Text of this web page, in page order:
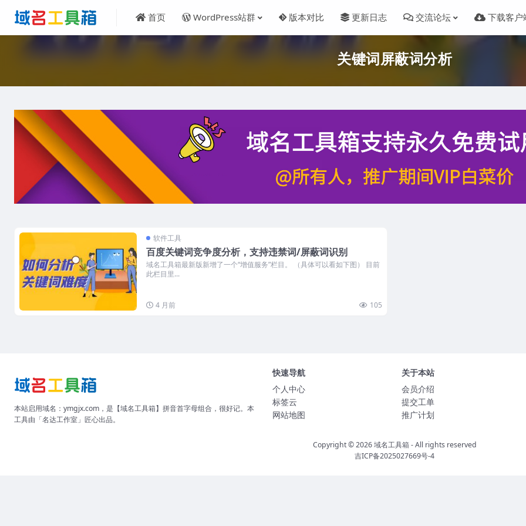
首页 WordPress站群 版本对比 更新日志 交流论坛 下载客户
关键词屏蔽词分析
软件工具
百度关键词竞争度分析，支持违禁词/屏蔽词识别
域名工具箱最新版新增了一个“增值服务”栏目。 （具体可以看如下图） 目前
此栏目里...
4 月前 105
本站启用域名：ymgjx.com，是【域名工具箱】拼音首字母组合，很好记。本
工具由「名达工作室」匠心出品。
快速导航
个人中心
标签云
网站地图
关于本站
会员介绍
提交工单
推广计划
Copyright © 2026域名工具箱 - All rights reserved
吉ICP备2025027669号-4